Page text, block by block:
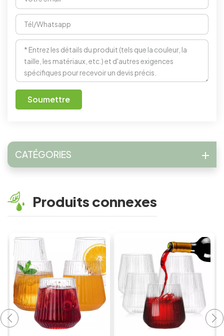
Soumettre
CATÉGORIES
Produits connexes